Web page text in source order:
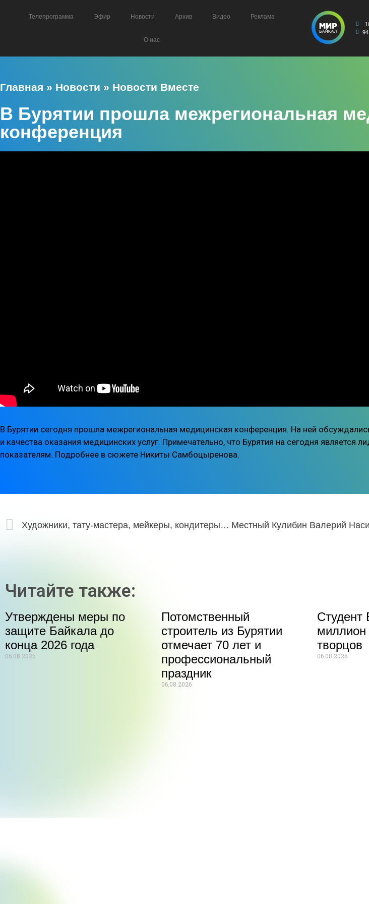
Телепрограмма Эфир Новости Архив Видео Реклама
О нас
Главная » Новости » Новости Вместе
В Бурятии прошла межрегиональная
конференция
В Бурятии сегодня прошла межрегиональная медицинская конференция. На ней
и качества оказания медицинских услуг. Примечательно, что Бурятия на сегодня является
показателям. Подробнее в сюжете Никиты Самбоцыренова.
Художники, тату-мастера, мейкеры, кондитеры, сыровары собрались на летнем сэйл-маркете
Читайте также:
Утверждены меры по
защите Байкала до
конца 2026 года
06.08.2026
Потомственный
строитель из Бурятии
отмечает 70 лет и
профессиональный
праздник
06.08.2026
Студент
миллион
творцов
06.08.2026